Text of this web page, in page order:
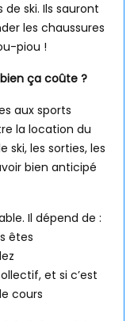
ski. Ils sauront
les chaussures
piou !
ça coûte ?
aux sports
la location du
les sorties, les
bien anticipé
Il dépend de :
êtes
et si c’est
cours